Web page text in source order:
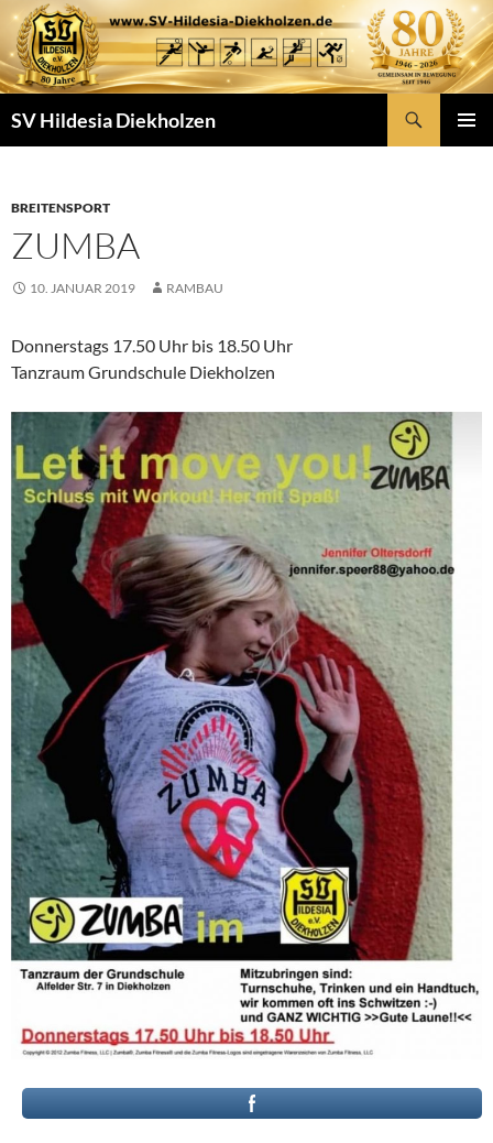
Zum
Inhalt
springen
SV Hildesia Diekholzen
BREITENSPORT
ZUMBA
10. JANUAR 2019 RAMBAU
Donnerstags 17.50 Uhr bis 18.50 Uhr
Tanzraum Grundschule Diekholzen